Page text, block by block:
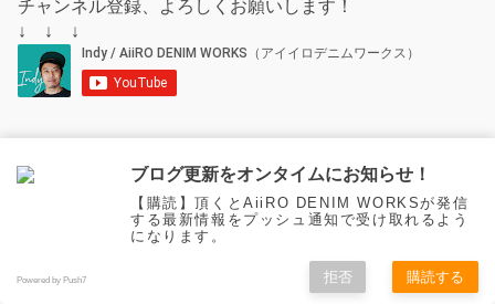
チャンネル登録、よろしくお願いします！
↓ ↓ ↓
Online Store はこちら↓ブログ更新をオンタイムにお知らせ！
【購読】頂くとAiiRO DENIM WORKSが発信
する最新情報をプッシュ通知で受け取れるよう
になります。
Powered by Push7 拒否 購読する